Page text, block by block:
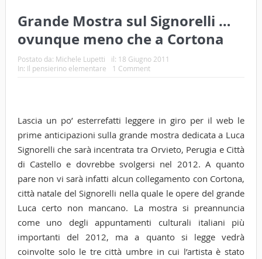
Grande Mostra sul Signorelli …
ovunque meno che a Cortona
Postato da: Michele Lupetti il: 18 Giugno 2011
In: Il pensierino elementare 1 Comment
Lascia un po’ esterrefatti leggere in giro per il web le
prime anticipazioni sulla grande mostra dedicata a Luca
Signorelli che sarà incentrata tra Orvieto, Perugia e Città
di Castello e dovrebbe svolgersi nel 2012. A quanto
pare non vi sarà infatti alcun collegamento con Cortona,
città natale del Signorelli nella quale le opere del grande
Luca certo non mancano. La mostra si preannuncia
come uno degli appuntamenti culturali italiani più
importanti del 2012, ma a quanto si legge vedrà
coinvolte solo le tre città umbre in cui l’artista è stato